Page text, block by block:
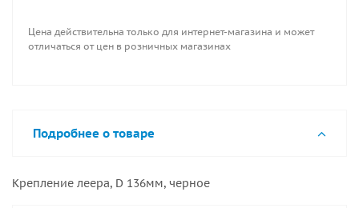
Цена действительна только для интернет-магазина и может
отличаться от цен в розничных магазинах
Подробнее о товаре
Крепление леера, D 136мм, черное